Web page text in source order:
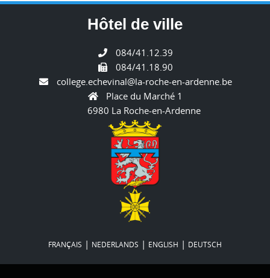
Hôtel de ville
084/41.12.39
084/41.18.90
college.echevinal@la-roche-en-ardenne.be
Place du Marché 1
6980 La Roche-en-Ardenne
FRANÇAIS | NEDERLANDS | ENGLISH | DEUTSCH